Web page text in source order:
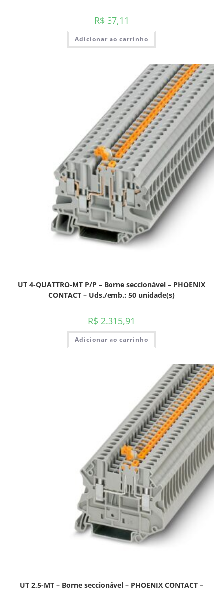
R$ 37,11
Adicionar ao carrinho
UT 4-QUATTRO-MT P/P – Borne seccionável – PHOENIX
CONTACT – Uds./emb.: 50 unidade(s)
R$ 2.315,91
Adicionar ao carrinho
UT 2,5-MT – Borne seccionável – PHOENIX CONTACT –